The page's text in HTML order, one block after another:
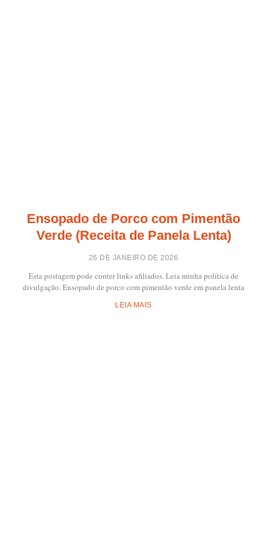
Ensopado de Porco com Pimentão
Verde (Receita de Panela Lenta)
26 DE JANEIRO DE 2026
Esta postagem pode conter links afiliados. Leia minha política de
divulgação. Ensopado de porco com pimentão verde em panela lenta
LEIA MAIS